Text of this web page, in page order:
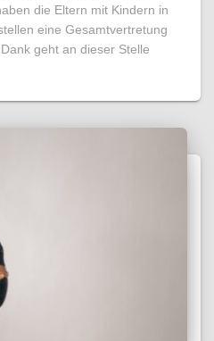
die Eltern mit Kindern in
eine Gesamtvertretung
geht an dieser Stelle